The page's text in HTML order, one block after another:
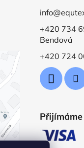
+420 734
Bendová
+420 724